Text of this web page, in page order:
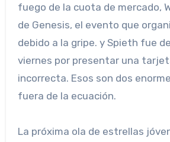
fuego de la cuota de mercado,
de Genesis, el evento que
debido a la gripe. y Spieth fue
viernes por presentar una
incorrecta. Esos son dos
fuera de la ecuación.
La próxima ola de estrellas